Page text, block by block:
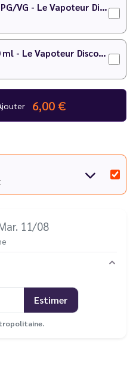
Base 500 ml 50/50 PG/VG - Le Vapoteur Discount
Pack DIY 3 mg 200 ml - Le Vapoteur Discount
6,00 €
11/08
Estimer